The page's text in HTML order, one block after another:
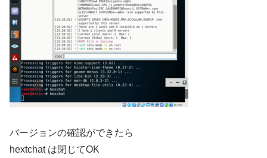
バージョンの確認ができたら
hextchat は閉じてOK